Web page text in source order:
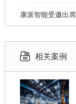
相关案例